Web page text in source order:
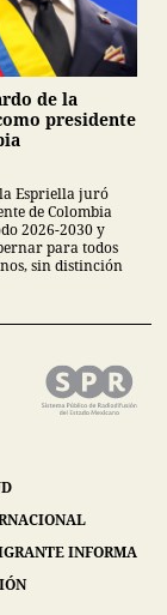
de la
presidente
Espriella juró
de Colombia
2026-2030 y
para todos
sin distinción
INFORMA